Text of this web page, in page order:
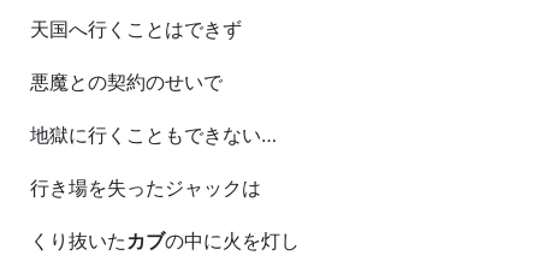
天国へ行くことはできず
悪魔との契約のせいで
地獄に行くこともできない…
行き場を失ったジャックは
くり抜いた カブの中に火を灯し